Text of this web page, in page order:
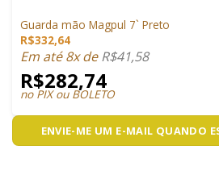
Guarda mão Magpul 7` Preto
R$332,64
Em até 8x deR$41,58
R$282,74
no PIX ou BOLETO
ENVIE-ME UM E-MAIL QUANDO